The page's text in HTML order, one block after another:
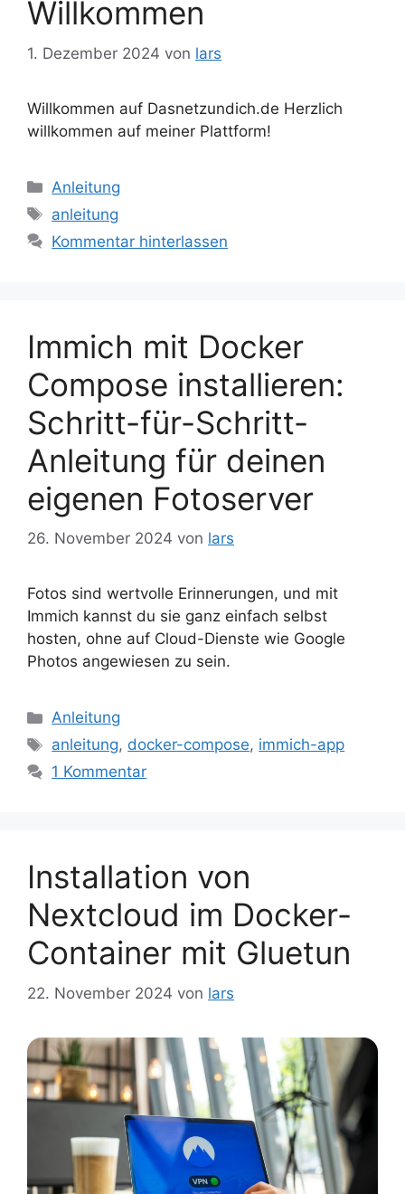
Willkommen
1. Dezember 2024 von lars
Willkommen auf Dasnetzundich.de Herzlich
willkommen auf meiner Plattform!
Kategorien
Anleitung
Schlagwörter
anleitung
Kommentar hinterlassen
Immich mit Docker
Compose installieren:
Schritt-für-Schritt-
Anleitung für deinen
eigenen Fotoserver
26. November 2024 von lars
Fotos sind wertvolle Erinnerungen, und mit
Immich kannst du sie ganz einfach selbst
hosten, ohne auf Cloud-Dienste wie Google
Photos angewiesen zu sein.
Kategorien
Anleitung
Schlagwörter
anleitung, docker-compose, immich-app
1 Kommentar
Installation von
Nextcloud im Docker-
Container mit Gluetun
22. November 2024 von lars